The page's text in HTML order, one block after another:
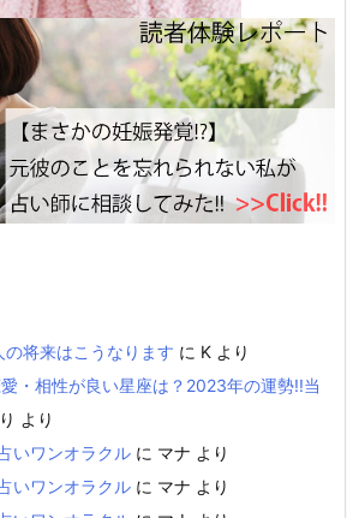
将来はこうなります に K より
・相性が良い星座は？2023年の運勢!!当
より
いワンオラクル に マナ より
いワンオラクル に マナ より